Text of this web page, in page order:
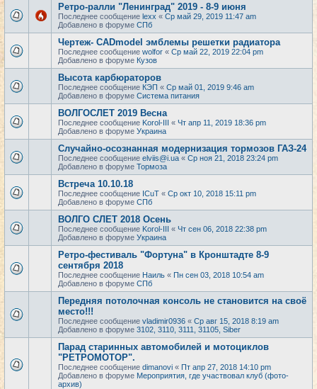
Ретро-ралли "Ленинград" 2019 - 8-9 июня
Последнее сообщение lexx « Ср май 29, 2019 11:47 am
Добавлено в форуме СПб
Чертеж- CADmodel эмблемы решетки радиатора
Последнее сообщение wolfor « Ср май 22, 2019 22:04 pm
Добавлено в форуме Кузов
Высота карбюраторов
Последнее сообщение КЭП « Ср май 01, 2019 9:46 am
Добавлено в форуме Система питания
ВОЛГОСЛЕТ 2019 Весна
Последнее сообщение Korol-III « Чт апр 11, 2019 18:36 pm
Добавлено в форуме Украина
Случайно-осознанная модернизация тормозов ГАЗ-24
Последнее сообщение elviis@i.ua « Ср ноя 21, 2018 23:24 pm
Добавлено в форуме Тормоза
Встреча 10.10.18
Последнее сообщение ICuT « Ср окт 10, 2018 15:11 pm
Добавлено в форуме СПб
ВОЛГО СЛЕТ 2018 Осень
Последнее сообщение Korol-III « Чт сен 06, 2018 22:38 pm
Добавлено в форуме Украина
Ретро-фестиваль "Фортуна" в Кронштадте 8-9
сентября 2018
Последнее сообщение Наиль « Пн сен 03, 2018 10:54 am
Добавлено в форуме СПб
Передняя потолочная консоль не становится на своё
место!!!
Последнее сообщение vladimir0936 « Ср авг 15, 2018 8:19 am
Добавлено в форуме 3102, 3110, 3111, 31105, Siber
Парад старинных автомобилей и мотоциклов
"РЕТРОМОТОР".
Последнее сообщение dimanovi « Пт апр 27, 2018 14:10 pm
Добавлено в форуме Мероприятия, где участвовал клуб (фото-
архив)